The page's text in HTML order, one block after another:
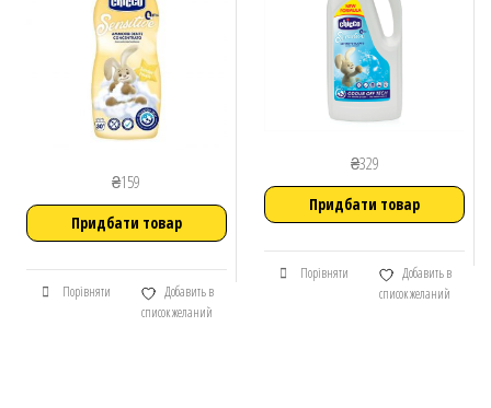
₴159
Придбати товар
Порівняти
Добавить в
список желаний
₴329
Придбати товар
Порівняти
Добавить в
список желаний